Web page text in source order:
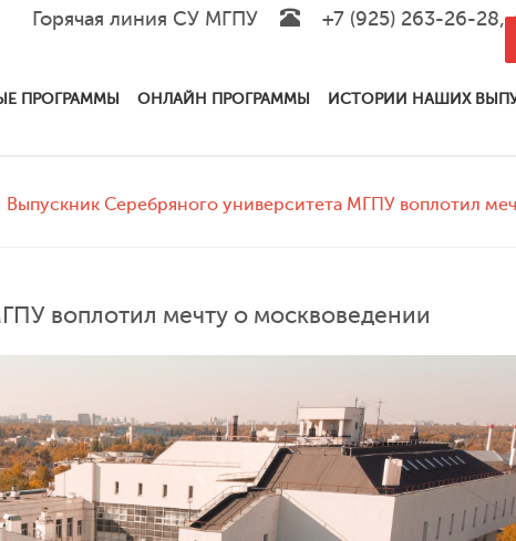
Горячая линия СУ МГПУ +7 (925) 263-26-28,
ПРОГРАММЫ ОНЛАЙН ПРОГРАММЫ ИСТОРИИ НАШИХ
Выпускник Серебряного университета МГПУ воплотил
воплотил мечту о москвоведении